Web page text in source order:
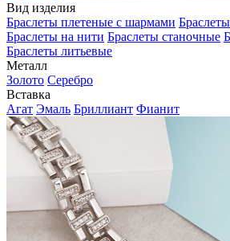
Вид изделия
Браслеты плетеные с шармами
Браслеты на нити Браслеты станочные
Браслеты литьевые
Металл
Золото Серебро
Вставка
Агат Эмаль Бриллиант Фианит